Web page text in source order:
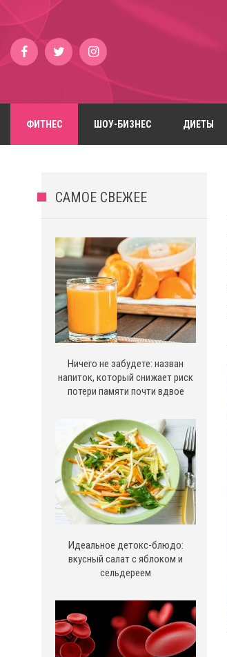
ФИТНЕС ШОУ-БИЗНЕС ДИЕТЫ
САМОЕ СВЕЖЕЕ
Ничего не забудете: назван
напиток, который снижает риск
потери памяти почти вдвое
Идеальное детокс-блюдо:
вкусный салат с яблоком и
сельдереем